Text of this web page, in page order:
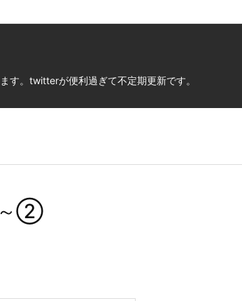
す。twitterが便利過ぎて不定期更新です。
～②